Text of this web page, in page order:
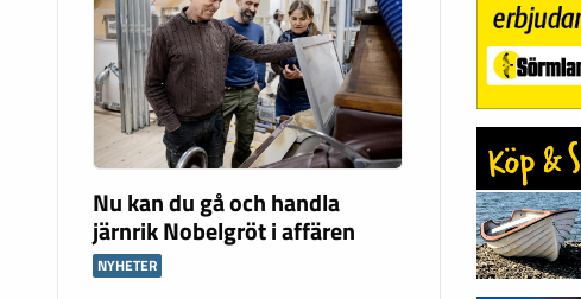
Nu kan du gå och handla
järnrik Nobelgröt i affären
NYHETER